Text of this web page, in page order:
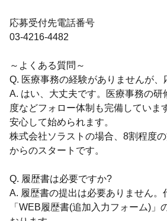
応募受付先電話番号
03-4216-4482
～よくある質問～
Q. 医療事務の経験がありませんが、
A. はい、大丈夫です。医療事務の研
度などフォロー体制も完備していま
安心して始められます。
株式会社ソラストの場合、8割程度
からのスタートです。
Q. 履歴書は必要ですか?
A. 履歴書の提出は必要ありません。
「WEB履歴書(追加入力フォーム)」